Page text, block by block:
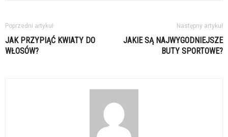
Poprzedni artykuł
JAK PRZYPIĄĆ KWIATY DO
WŁOSÓW?
Następny artykuł
JAKIE SĄ NAJWYGODNIEJSZE
BUTY SPORTOWE?